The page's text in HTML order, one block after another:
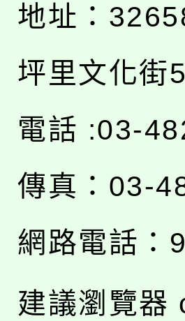
地址：
坪里文化街
電話 :03-
傳真：03-
網路電話：
建議瀏覽器